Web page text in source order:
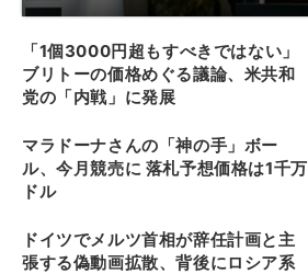
「1個3000円超もすべきではない」
ブリトーの価格めぐる議論、米共和
党の「内戦」に発展
マラドーナさんの「神の手」ボー
ル、今月競売に 落札予想価格は1千万
ドル
ドイツでメルツ首相が辞任計画と主
張する偽動画拡散、背後にロシア系